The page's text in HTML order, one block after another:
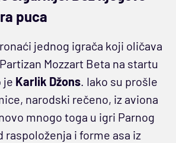
puca
jednog igrača koji oličava
Mozzart Beta na startu
je Karlik Džons. Iako su prošle
narodski rečeno, iz aviona
mnogo toga u igri Parnog
raspoloženja i forme asa iz